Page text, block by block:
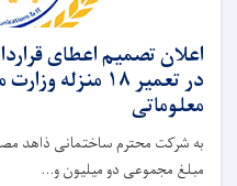
اعلان تصمیم اعطای
در تعمیر ۱۸
معلوماتی
به شرکت محترم ساختمانی ذاهد
مبلغ مجموعی دو میلیون و...